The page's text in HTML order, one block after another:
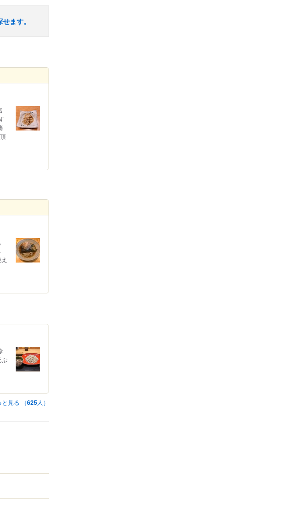
ます。
ぷ
と見る （625人）